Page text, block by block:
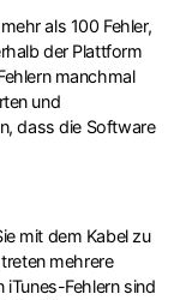
als 100 Fehler,
der Plattform
manchmal
und
dass die Software
mit dem Kabel zu
mehrere
iTunes-Fehlern sind